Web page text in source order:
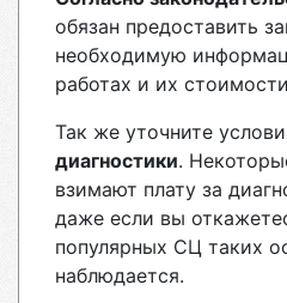
обязан предоставить
необходимую
работах и их
Так же уточните
диагностики.
взимают плату за
даже если вы
популярных СЦ таких
наблюдается.